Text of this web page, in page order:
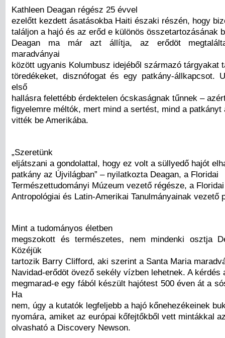
Kathleen Deagan régész 25 évvel
ezelőtt kezdett ásatásokba Haiti északi részén, hogy
találjon a hajó és az erőd e különös összetartozásának
Deagan ma már azt állítja, az erődöt
maradványai
között ugyanis Kolumbusz idejéből származó tárgyakat
töredékeket, disznófogat és egy patkány-állkapcsot.
első
hallásra felettébb érdektelen ócskaságnak tűnnek –
figyelemre méltók, mert mind a sertést, mind a patkányt
vitték be Amerikába.
„Szeretünk
eljátszani a gondolattal, hogy ez volt a süllyedő hajót
patkány az Újvilágban” – nyilatkozta Deagan, a Floridai
Természettudományi Múzeum vezető régésze, a
Antropológiai és Latin-Amerikai Tanulmányainak vezető
Mint a tudományos életben
megszokott és természetes, nem mindenki osztja
Közéjük
tartozik Barry Clifford, aki szerint a Santa Maria
Navidad-erődöt övező sekély vízben lehetnek. A kérdés
megmarad-e egy fából készült hajótest 500 éven át a
Ha
nem, úgy a kutatók legfeljebb a hajó kőnehezékeinek
nyomára, amiket az európai kőfejtőkből vett mintákkal
olvasható a Discovery Newson.